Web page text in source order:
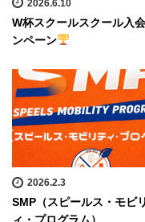
2026.6.10
W杯スクールスクール入
ンペーン
2026.2.3
SMP（スピールス・モビ